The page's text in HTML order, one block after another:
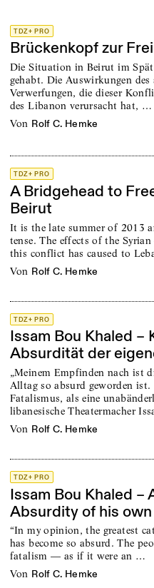
TDZ+ PRO
Brückenkopf zur
Die Situation in Beirut im
gehabt. Die Auswirkungen
Verwerfungen, die dieser
des Libanon verursacht hat, …
von Rolf C. Hemke
TDZ+ PRO
A Bridgehead to
Beirut
It is the late summer of 2013
tense. The effects of the
this conflict has caused to
von Rolf C. Hemke
TDZ+ PRO
Issam Bou Khaled –
Absurdität der
„Meinem Empfinden nach ist
Alltag so absurd geworden
Fatalismus, als eine
libanesische Theatermacher
von Rolf C. Hemke
TDZ+ PRO
Issam Bou Khaled –
Absurdity of his
“In my opinion, the greatest
has become so absurd. The
fatalism — as if it were an …
von Rolf C. Hemke